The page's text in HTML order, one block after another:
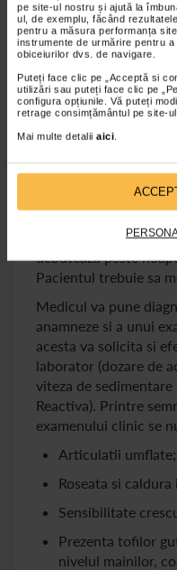
pe site-ul nostru și ajută la
ul, de exemplu, făcând
pentru a măsura performanța
instrumente de urmărire pentru
obiceiurilor dvs. de navigare.
Puteți face clic pe „Acceptă si
utilizări sau puteți face clic pe
configura opțiunile. Vă puteți
retrage consimțământul pe site-
Mai multe detalii aici.
Pielea se
Crizele de guta pot
saptamani, dupa
pana la o noua criza.
manifesta la aceleasi
Frecventa acestor
Diagnosticul de
O durere brusca,
debuteaza peste
Pacientul trebuie sa
Medicul va pune
anamneze si a unui
acesta va solicita si
laborator (dozare de
viteza de
Reactiva). Printre
examenului clinic se
Articulatii umflate;
Roseata si
Sensibilitate
Prezenta tofilor
nivelul mainilor,